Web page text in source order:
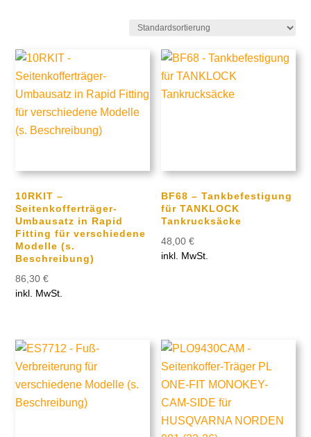
10RKIT –
Seitenkofferträger-
Umbausatz in Rapid
Fitting für verschiedene
Modelle (s.
Beschreibung)
86,30€
inkl. MwSt.
BF68 – Tankbefestigung
für TANKLOCK
Tankrucksäcke
48,00€
inkl. MwSt.